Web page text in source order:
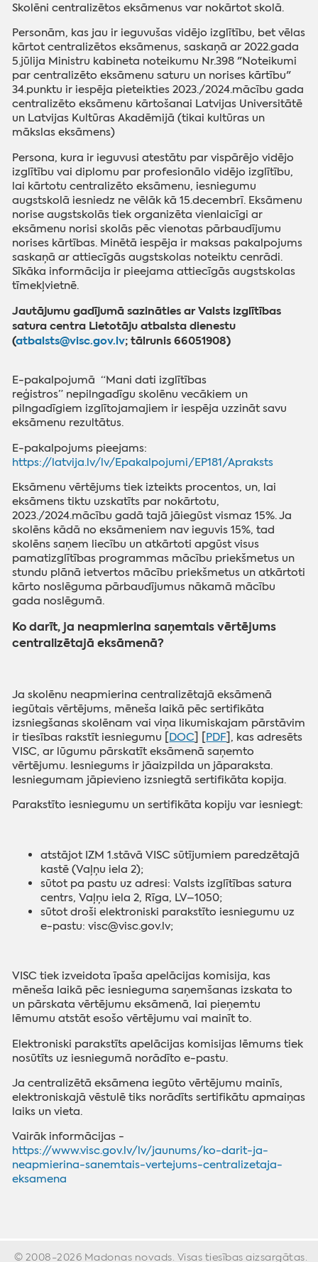
Skolēni centralizētos eksāmenus var nokārtot skolā.
Personām, kas jau ir ieguvušas vidējo izglītību, bet vēlas
kārtot centralizētos eksāmenus, saskaņā ar 2022.gada
5.jūlija Ministru kabineta noteikumu Nr.398 "Noteikumi
par centralizēto eksāmenu saturu un norises kārtību"
34.punktu ir iespēja pieteikties 2023./2024.mācību gada
centralizēto eksāmenu kārtošanai Latvijas Universitātē
un Latvijas Kultūras Akadēmijā (tikai kultūras un
mākslas eksāmens)
Persona, kura ir ieguvusi atestātu par vispārējo vidējo
izglītību vai diplomu par profesionālo vidējo izglītību,
lai kārtotu centralizēto eksāmenu, iesniegumu
augstskolā iesniedz ne vēlāk kā 15.decembrī. Eksāmenu
norise augstskolās tiek organizēta vienlaicīgi ar
eksāmenu norisi skolās pēc vienotas pārbaudījumu
norises kārtības. Minētā iespēja ir maksas pakalpojums
saskaņā ar attiecīgās augstskolas noteiktu cenrādi.
Sīkāka informācija ir pieejama attiecīgās augstskolas
tīmekļvietnē.
Jautājumu gadījumā sazināties ar Valsts izglītības
satura centra Lietotāju atbalsta dienestu
(atbalsts@visc.gov.lv; tālrunis 66051908)
E-pakalpojumā “Mani dati izglītības
reģistros” nepilngadīgu skolēnu vecākiem un
pilngadīgiem izglītojamajiem ir iespēja uzzināt savu
eksāmenu rezultātus.
E-pakalpojums pieejams:
https://latvija.lv/lv/Epakalpojumi/EP181/Apraksts
Eksāmenu vērtējums tiek izteikts procentos, un, lai
eksāmens tiktu uzskatīts par nokārtotu,
2023./2024.mācību gadā tajā jāiegūst vismaz 15%.Ja
skolēns kādā no eksāmeniem nav ieguvis 15%, tad
skolēns saņem liecību un atkārtoti apgūst visus
pamatizglītības programmas mācību priekšmetus un
stundu plānā ietvertos mācību priekšmetus un atkārtoti
kārto noslēguma pārbaudījumus nākamā mācību
gada noslēgumā.
Ko darīt, ja neapmierina saņemtais vērtējums
centralizētajā eksāmenā?
‌Ja skolēnu neapmierina centralizētajā eksāmenā
iegūtais vērtējums, mēneša laikā pēc sertifikāta
izsniegšanas skolēnam vai viņa likumiskajam pārstāvim
ir tiesības rakstīt iesniegumu [DOC] [PDF], kas adresēts
VISC, ar lūgumu pārskatīt eksāmenā saņemto
vērtējumu. Iesniegums ir jāaizpilda un jāparaksta.
Iesniegumam jāpievieno izsniegtā sertifikāta kopija.
Parakstīto iesniegumu un sertifikāta kopiju var iesniegt:
atstājot IZM 1.stāvā VISC sūtījumiem paredzētajā
kastē (Vaļņu iela 2);
sūtot pa pastu uz adresi: Valsts izglītības satura
centrs, Vaļņu iela 2, Rīga, LV–1050;
sūtot droši elektroniski parakstīto iesniegumu uz
e-pastu: visc@visc.gov.lv;
VISC tiek izveidota īpaša apelācijas komisija, kas
mēneša laikā pēc iesnieguma saņemšanas izskata to
un pārskata vērtējumu eksāmenā, lai pieņemtu
lēmumu atstāt esošo vērtējumu vai mainīt to.
Elektroniski parakstīts apelācijas komisijas lēmums tiek
nosūtīts uz iesniegumā norādīto e-pastu.
Ja centralizētā eksāmena iegūto vērtējumu mainīs,
elektroniskajā vēstulē tiks norādīts sertifikātu apmaiņas
laiks un vieta.
Vairāk informācijas -
https://www.visc.gov.lv/lv/jaunums/ko-darit-ja-
neapmierina-sanemtais-vertejums-centralizetaja-
eksamena
© 2008-2026 Madonas novads. Visas tiesības aizsargātas.